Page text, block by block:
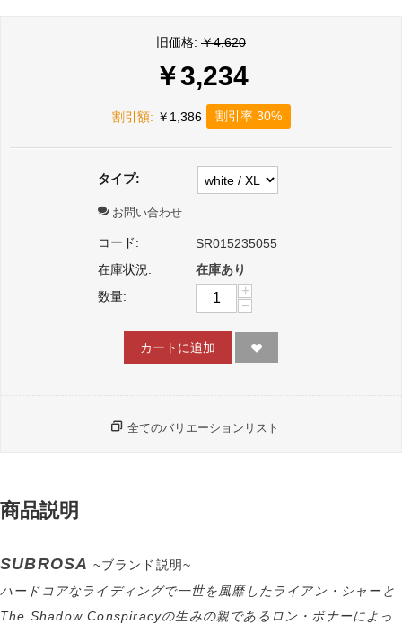
旧価格: ￥4,620
￥3,234
割引額: ￥ 1,386 割引率 30%
タイプ:
お問い合わせ
コード:
SR015235055
在庫状況:
在庫あり
数量:
+
−
カートに追加
全てのバリエーションリスト
商品説明
SUBROSA ~ブランド説明~
ハードコアなライディングで一世を風靡したライアン・シャーと
The Shadow Conspiracyの生みの親であるロン・ボナーによっ